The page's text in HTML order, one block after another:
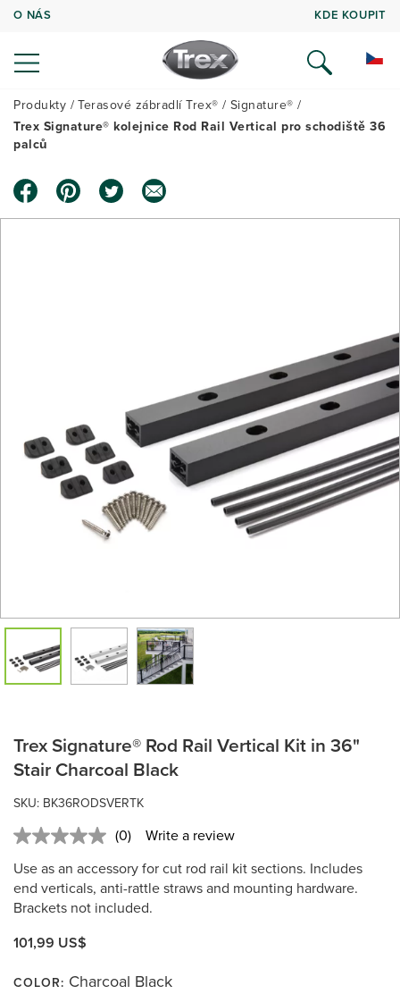
O NÁS KDE KOUPIT
Produkty Terasové zábradlí Trex®
Signature®
Trex Signature® kolejnice Rod Rail Vertical pro schodiště 36
palců
Trex Signature® Rod Rail Vertical Kit in 36"
Stair Charcoal Black
SKU: BK36RODSVERTK
No
value.
Same
page
link.
(0)
Write a review
Use as an accessory for cut rod rail kit sections. Includes
end verticals, anti-rattle straws and mounting hardware.
Brackets not included.
101,99 US$
COLOR: Charcoal Black